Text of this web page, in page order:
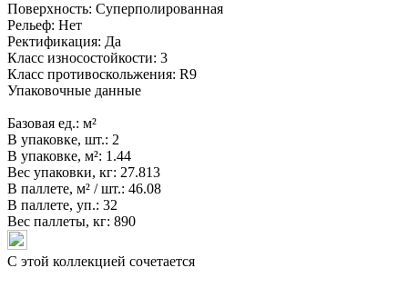
Поверхность: Суперполированная
Рельеф: Нет
Ректификация: Да
Класс износостойкости: 3
Класс противоскольжения: R9
Упаковочные данные
Базовая ед.: м²
В упаковке, шт.: 2
В упаковке, м²: 1.44
Вес упаковки, кг: 27.813
В паллете, м² / шт.: 46.08
В паллете, уп.: 32
Вес паллеты, кг: 890
С этой коллекцией сочетается